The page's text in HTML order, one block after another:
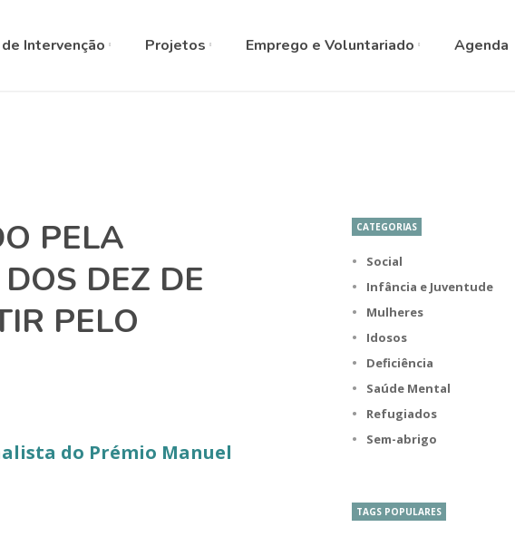
Intervenção Projetos Emprego e Voluntariado Agenda
PELA
DEZ DE
PELO
do Prémio Manuel
CATEGORIAS
Social
Infância e Juventude
Mulheres
Idosos
Deficiência
Saúde Mental
Refugiados
Sem-abrigo
TAGS POPULARES